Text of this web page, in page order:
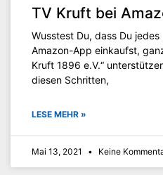
TV Kruft bei
Wusstest Du, dass Du
Amazon-App einkaufst,
Kruft 1896 e.V.“
diesen Schritten,
LESE MEHR »
Mai 13, 2021 Keine